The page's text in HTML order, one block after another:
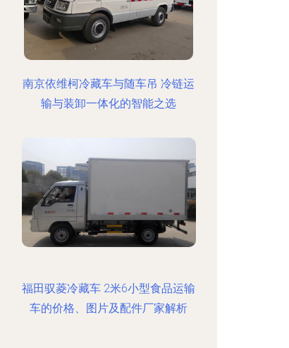
南京依维柯冷藏车与随车吊 冷链运
输与装卸一体化的智能之选
福田驭菱冷藏车 2米6小型食品运输
车的价格、图片及配件厂家解析